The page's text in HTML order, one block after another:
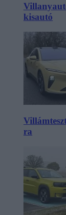
kisautó
ra